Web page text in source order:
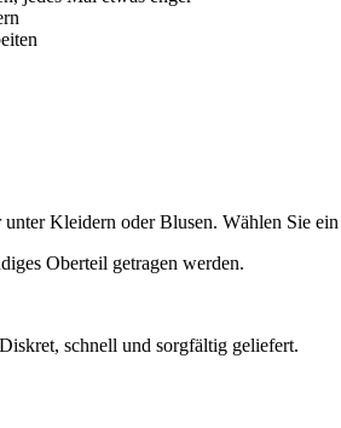
Kleidern oder Blusen. Wählen Sie
Oberteil getragen werden.
schnell und sorgfältig geliefert.